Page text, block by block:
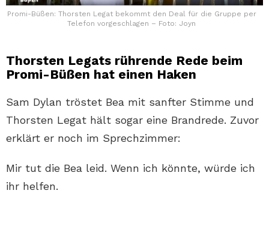
Promi-Büßen: Thorsten Legat bekommt den Deal für die Gruppe per
Telefon vorgeschlagen – Foto: Joyn
Thorsten Legats rührende Rede beim
Promi-Büßen hat einen Haken
Sam Dylan tröstet Bea mit sanfter Stimme und
Thorsten Legat hält sogar eine Brandrede. Zuvor
erklärt er noch im Sprechzimmer:
Mir tut die Bea leid. Wenn ich könnte, würde ich
ihr helfen.